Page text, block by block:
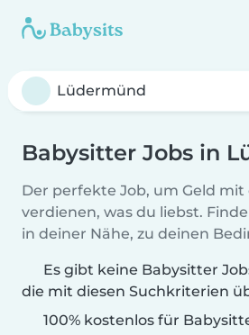
Babysitter Jobs in
Der perfekte Job, um Geld mit
verdienen, was du liebst.
in deiner Nähe, zu deinen
Es gibt keine Babysitter
die mit diesen Suchkriterien
100% kostenlos für